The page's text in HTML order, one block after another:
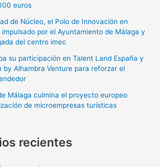
euros
de Núcleo, el Polo de Innovación en
por el Ayuntamiento de Málaga y
del centro imec
su participación en Talent Land España y
by Alhambra Venture para reforzar el
Málaga culmina el proyecto europeo
de microempresas turísticas
recientes